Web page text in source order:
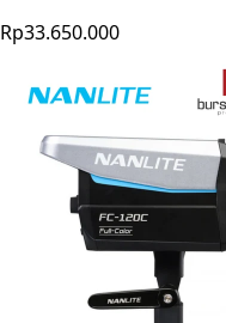
Rp33.650.000